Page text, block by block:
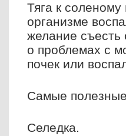
Тяга к
организме
желание съесть
о проблемах с
почек или
Самые
Селедка.